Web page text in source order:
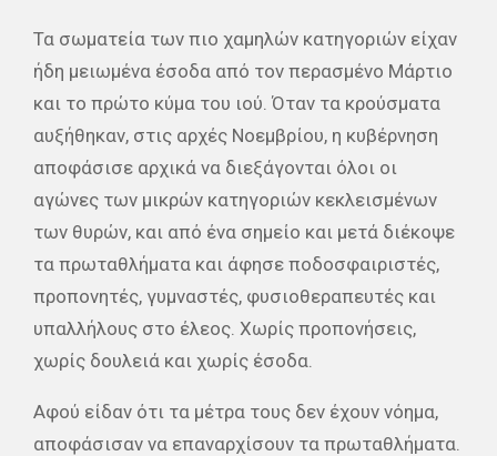
Τα σωματεία των πιο χαμηλών κατηγοριών είχαν
ήδη μειωμένα έσοδα από τον περασμένο Μάρτιο
και το πρώτο κύμα του ιού. Όταν τα κρούσματα
αυξήθηκαν, στις αρχές Νοεμβρίου, η κυβέρνηση
αποφάσισε αρχικά να διεξάγονται όλοι οι
αγώνες των μικρών κατηγοριών κεκλεισμένων
των θυρών, και από ένα σημείο και μετά διέκοψε
τα πρωταθλήματα και άφησε ποδοσφαιριστές,
προπονητές, γυμναστές, φυσιοθεραπευτές και
υπαλλήλους στο έλεος. Χωρίς προπονήσεις,
χωρίς δουλειά και χωρίς έσοδα.
Αφού είδαν ότι τα μέτρα τους δεν έχουν νόημα,
αποφάσισαν να επαναρχίσουν τα πρωταθλήματα.